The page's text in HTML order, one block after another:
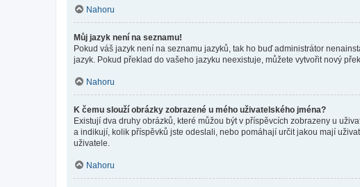
Nahoru
Můj jazyk není na seznamu!
Pokud váš jazyk není na seznamu jazyků, tak ho buď administrátor
jazyk. Pokud překlad do vašeho jazyku neexistuje, můžete vytvořit nový
Nahoru
K čemu slouží obrázky zobrazené u mého uživatelského jména?
Existují dva druhy obrázků, které můžou být v příspěvcích zobrazeny u
a indikují, kolik příspěvků jste odeslali, nebo pomáhají určit jakou mají
uživatele.
Nahoru